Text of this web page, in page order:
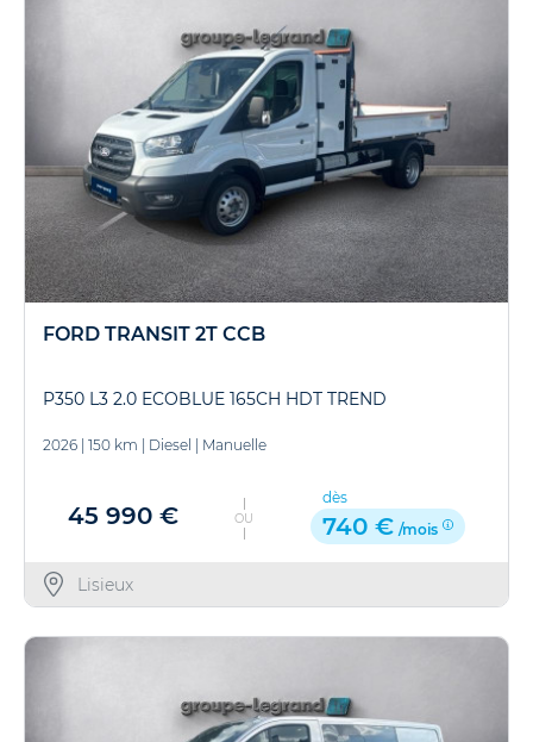
FORD TRANSIT 2T CCB
P350 L3 2.0 ECOBLUE 165CH HDT TREND
2026 | 150 km | Diesel | Manuelle
45 990 € OU
dès
740 € /mois
Lisieux